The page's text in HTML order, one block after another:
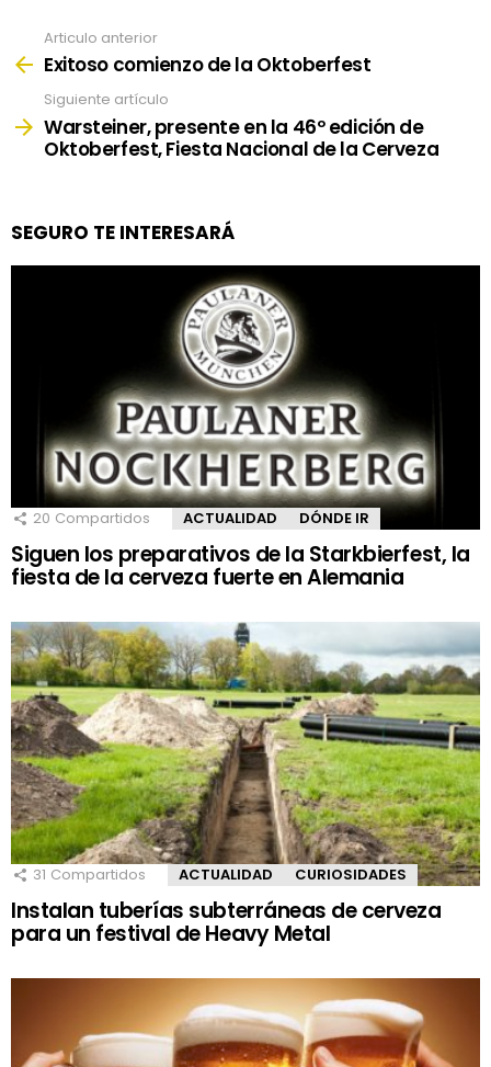
more
Articulo anterior
Exitoso comienzo de la Oktoberfest
Siguiente artículo
Warsteiner, presente en la 46º edición de
Oktoberfest, Fiesta Nacional de la Cerveza
SEGURO TE INTERESARÁ
20 Compartidos ACTUALIDAD DÓNDE IR
Siguen los preparativos de la Starkbierfest, la
fiesta de la cerveza fuerte en Alemania
31 Compartidos ACTUALIDAD CURIOSIDADES
Instalan tuberías subterráneas de cerveza
para un festival de Heavy Metal